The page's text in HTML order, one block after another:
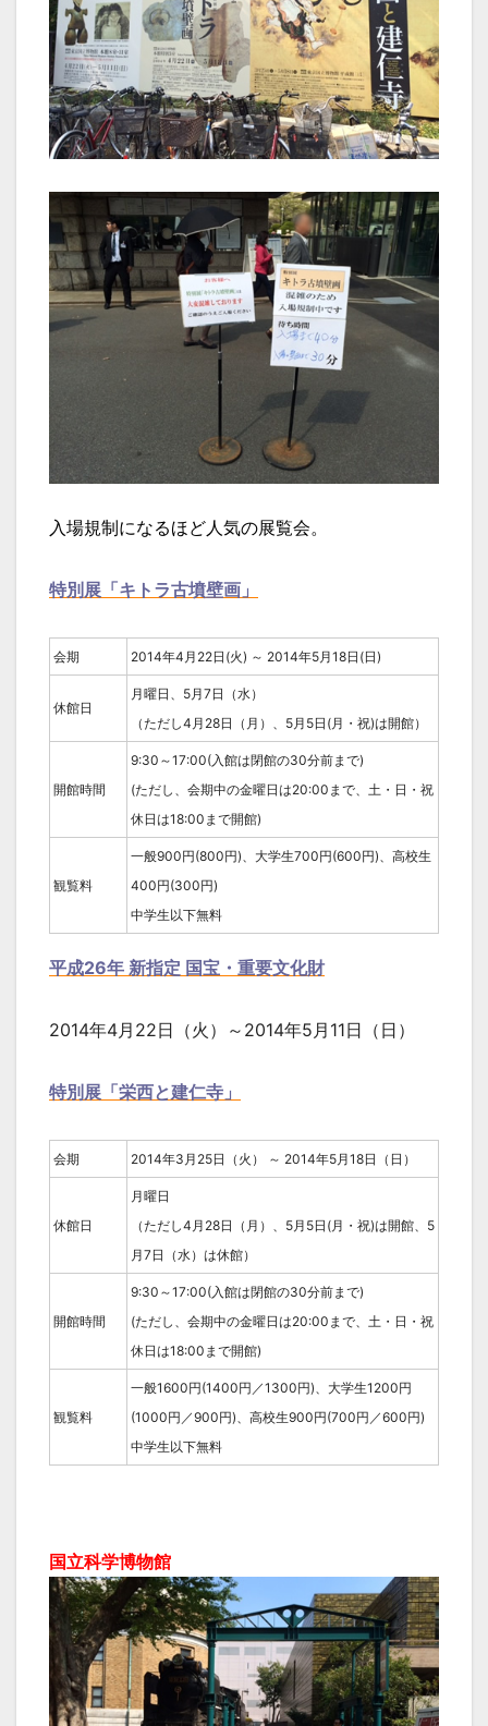
入場規制になるほど人気の展覧会。
特別展「キトラ古墳壁画」
会期 2014年4月22日(火) ～ 2014年5月18日(日)
休館日
月曜日、5月7日（水）
（ただし4月28日（月）、5月5日(月・祝)は開館）
開館時間
9:30～17:00(入館は閉館の30分前まで)
(ただし、会期中の金曜日は20:00まで、土・日・祝
休日は18:00まで開館)
観覧料
一般900円(800円)、大学生700円(600円)、高校生
400円(300円)
中学生以下無料
平成26年 新指定 国宝・重要文化財
2014年4月22日（火）～2014年5月11日（日）
特別展「栄西と建仁寺」
会期 2014年3月25日（火） ～ 2014年5月18日（日）
休館日
月曜日
（ただし4月28日（月）、5月5日(月・祝)は開館、5
月7日（水）は休館）
開館時間
9:30～17:00(入館は閉館の30分前まで)
(ただし、会期中の金曜日は20:00まで、土・日・祝
休日は18:00まで開館)
観覧料
一般1600円(1400円／1300円)、大学生1200円
(1000円／900円)、高校生900円(700円／600円)
中学生以下無料
国立科学博物館